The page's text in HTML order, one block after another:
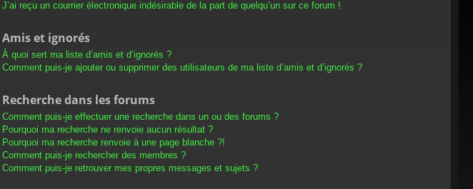
J’ai reçu un courrier électronique indésirable de la part de quelqu’un sur ce forum !
Amis et ignorés
À quoi sert ma liste d’amis et d’ignorés ?
Comment puis-je ajouter ou supprimer des utilisateurs de ma liste d’amis et d’ignorés ?
Recherche dans les forums
Comment puis-je effectuer une recherche dans un ou des forums ?
Pourquoi ma recherche ne renvoie aucun résultat ?
Pourquoi ma recherche renvoie à une page blanche ?!
Comment puis-je rechercher des membres ?
Comment puis-je retrouver mes propres messages et sujets ?